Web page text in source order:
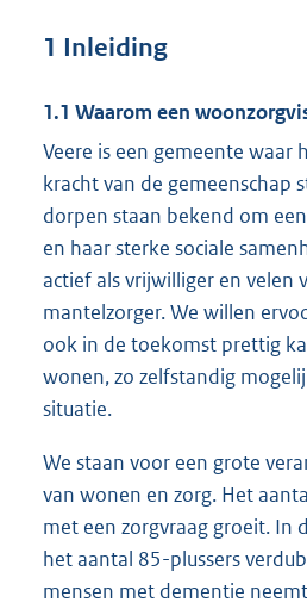
1 Inleiding
1.1 Waarom een
Veere is een gemeente waar
kracht van de gemeenschap
dorpen staan bekend om
en haar sterke sociale
actief als vrijwilliger en velen
mantelzorger. We willen
ook in de toekomst prettig
wonen, zo zelfstandig
situatie.
We staan voor een grote
van wonen en zorg. Het
met een zorgvraag groeit. In
het aantal 85-plussers
mensen met dementie